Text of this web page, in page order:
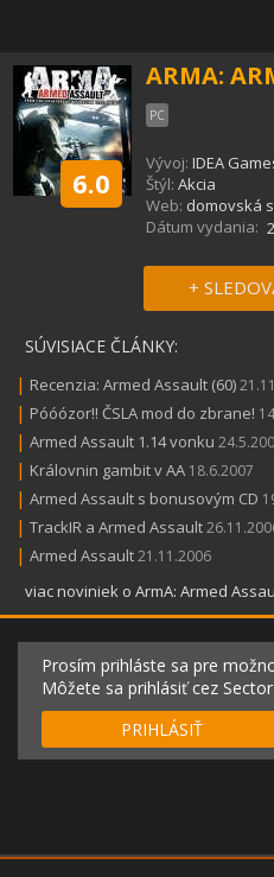
6.0
ARMA:
PC
Vývoj: IDEA
Štýl: Akcia
Web: domovská
Dátum vydania:
+
SÚVISIACE ČLÁNKY:
| Recenzia: Armed Assault (60)
| Póóózor!! ČSLA mod do zbrane!
| Armed Assault 1.14 vonku
| Královnin gambit v AA 18.6.2007
| Armed Assault s bonusovým CD
| TrackIR a Armed Assault
| Armed Assault21.11.2006
viac noviniek o ArmA: Armed
Prosím prihláste sa pre
Môžete sa prihlásiť cez
PRIHLÁSIŤ